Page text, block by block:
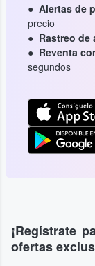
Alertas de
precio
Rastreo de
Reventa
segundos
¡Regístrate
ofertas